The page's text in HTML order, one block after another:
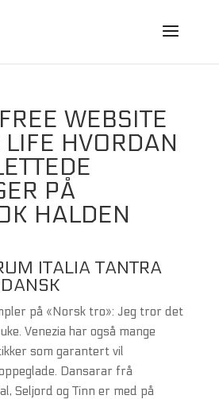
WEBSITE
LIFE HVORDAN
PÅ
HALDEN
ITALIA TANTRA
på «Norsk tro»: Jeg tror det
Venezia har også mange
som garantert vil
Dansarar frå
Seljord og Tinn er med på